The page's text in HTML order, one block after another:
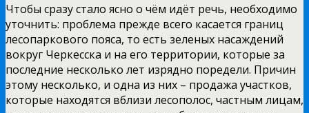
Чтобы сразу стало ясно о чём идёт речь, необходимо
уточнить: проблема прежде всего касается границ
лесопаркового пояса, то есть зеленых насаждений
вокруг Черкесска и на его территории, которые за
последние несколько лет изрядно поредели. Причин
этому несколько, и одна из них – продажа участков,
которые находятся вблизи лесополос, частным лицам,